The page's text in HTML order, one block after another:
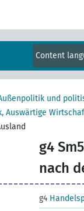
Content
und
Auswärtige
g4
nach
g4